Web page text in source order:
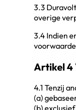
3.3
overige
3.4 Indien
Artikel 4
4.1 Tenzij
(a)
(b)